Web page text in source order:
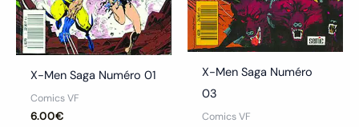
X-Men Saga Numéro 01
Comics VF
6.00€
X-Men Saga Numéro
03
Comics VF